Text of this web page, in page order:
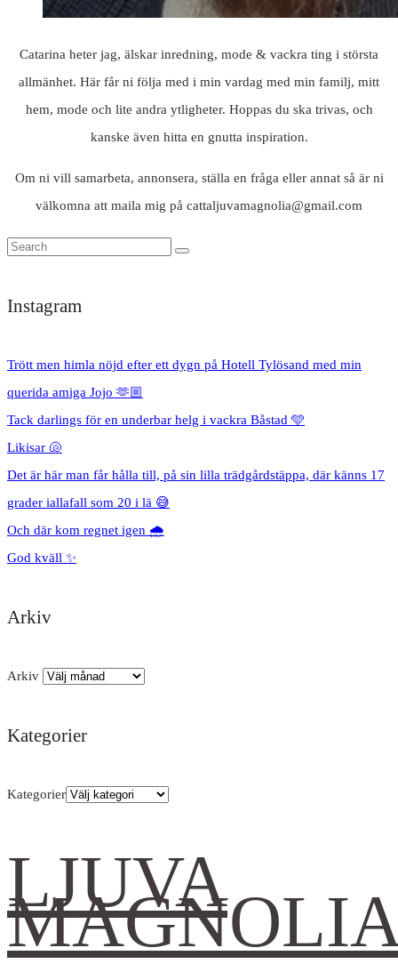
Catarina heter jag, älskar inredning, mode & vackra ting i största
allmänhet. Här får ni följa med i min vardag med min familj, mitt
hem, mode och lite andra ytligheter. Hoppas du ska trivas, och
kanske även hitta en gnutta inspiration.
Om ni vill samarbeta, annonsera, ställa en fråga eller annat så är ni
välkomna att maila mig på cattaljuvamagnolia@gmail.com
Instagram
Trött men himla nöjd efter ett dygn på Hotell Tylösand med min
querida amiga Jojo 🫶🏼
Tack darlings för en underbar helg i vackra Båstad 🩵
Likisar 🐚
Det är här man får hålla till, på sin lilla trädgårdstäppa, där känns 17
grader iallafall som 20 i lä 😅
Och där kom regnet igen 🌧️
God kväll ✨
Arkiv
Arkiv
Kategorier
Kategorier
LJUVA